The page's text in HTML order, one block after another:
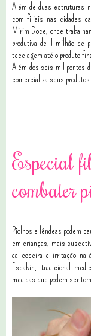
Além de duas estruturas
com filiais nas cidades
Mirim Doce, onde
produtiva de 1 milhão de
tecelagem até o produto
Além dos seis mil pontos
comercializa seus
Especial
combater
Piolhos e lêndeas podem
em crianças, mais
da coceira e irritação na
Escabin, tradicional
medidas que podem ser